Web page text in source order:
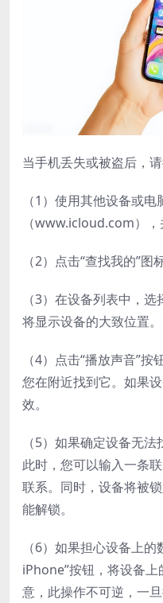
当手机丢失或被盗后，
（1）使用其他设备或
（www.icloud.com），
（2）点击“查找我的”图
（3）在设备列表中，
将显示设备的大致位置。
（4）点击“播放声音”
您在附近找到它。如果
效。
（5）如果确定设备无法
此时，您可以输入一条
联系。同时，设备将被
能解锁。
（6）如果担心设备上
iPhone”按钮，将设备
意，此操作不可逆，一